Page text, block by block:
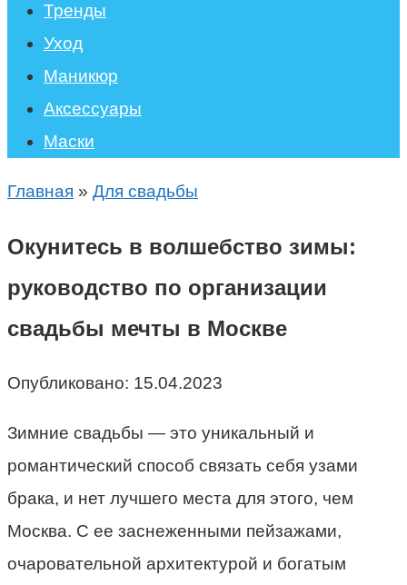
Тренды
Уход
Маникюр
Аксессуары
Маски
Главная » Для свадьбы
Окунитесь в волшебство зимы:
руководство по организации
свадьбы мечты в Москве
Опубликовано: 15.04.2023
Зимние свадьбы — это уникальный и
романтический способ связать себя узами
брака, и нет лучшего места для этого, чем
Москва. С ее заснеженными пейзажами,
очаровательной архитектурой и богатым